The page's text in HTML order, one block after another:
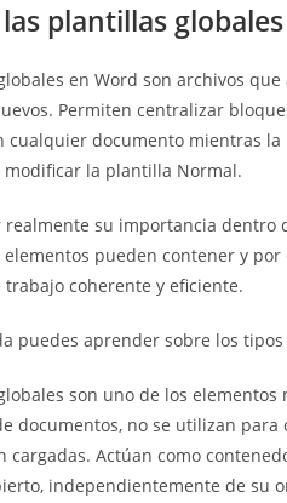
entrada:
entrada:
plantillas
en Word son archivos
Permiten centralizar
cualquier documento mientras
modificar la plantilla Normal.
realmente su importancia dentro
pueden contener y
coherente y eficiente.
puedes aprender sobre los
son uno de los
documentos, no se utilizan
cargadas. Actúan como
independientemente de su